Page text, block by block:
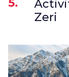
Zeri